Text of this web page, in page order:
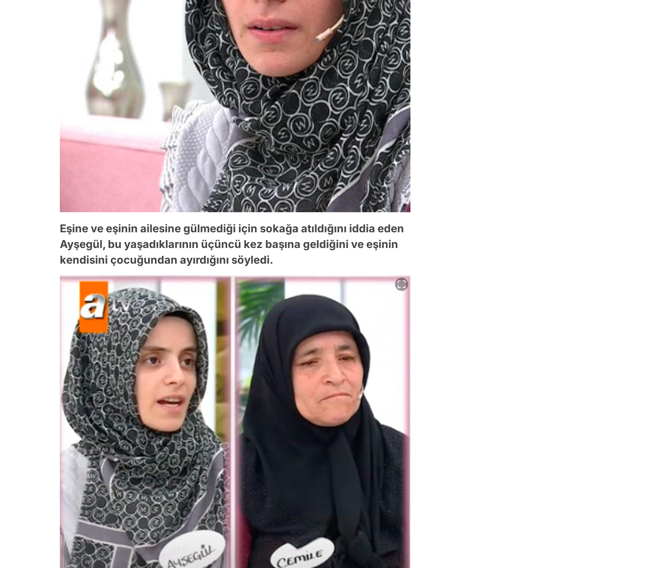
Eşine ve eşinin ailesine gülmediği için sokağa atıldığını iddia eden
Ayşegül, bu yaşadıklarının üçüncü kez başına geldiğini ve eşinin
kendisini çocuğundan ayırdığını söyledi.